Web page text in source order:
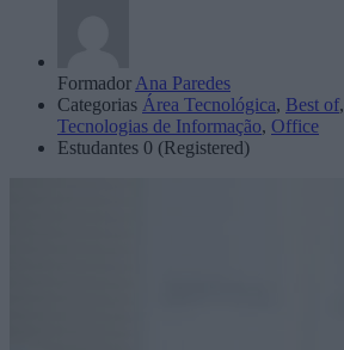
Formador Ana Paredes
Categorias Área Tecnológica, Best of,
Tecnologias de Informação, Office
Estudantes 0 (Registered)